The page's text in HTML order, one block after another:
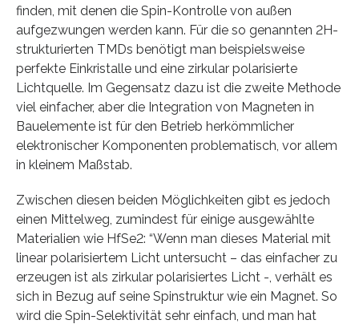
finden, mit denen die Spin-Kontrolle von außen
aufgezwungen werden kann. Für die so genannten 2H-
strukturierten TMDs benötigt man beispielsweise
perfekte Einkristalle und eine zirkular polarisierte
Lichtquelle. Im Gegensatz dazu ist die zweite Methode
viel einfacher, aber die Integration von Magneten in
Bauelemente ist für den Betrieb herkömmlicher
elektronischer Komponenten problematisch, vor allem
in kleinem Maßstab.
Zwischen diesen beiden Möglichkeiten gibt es jedoch
einen Mittelweg, zumindest für einige ausgewählte
Materialien wie HfSe2: “Wenn man dieses Material mit
linear polarisiertem Licht untersucht – das einfacher zu
erzeugen ist als zirkular polarisiertes Licht -, verhält es
sich in Bezug auf seine Spinstruktur wie ein Magnet. So
wird die Spin-Selektivität sehr einfach, und man hat